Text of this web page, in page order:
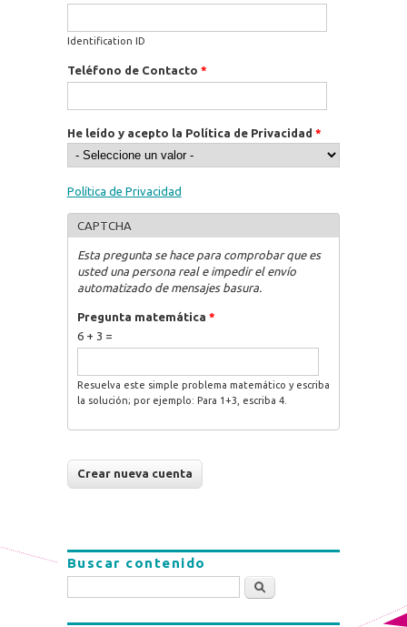
Identification ID
Teléfono de Contacto *
He leído y acepto la Política de Privacidad *
Política de Privacidad
CAPTCHA
Esta pregunta se hace para comprobar que es
usted una persona real e impedir el envío
automatizado de mensajes basura.
Pregunta matemática *
6 + 3 =
Resuelva este simple problema matemático y escriba
la solución; por ejemplo: Para 1+3, escriba 4.
Buscar contenido
Buscar